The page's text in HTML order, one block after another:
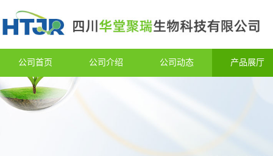
公司首页 公司介绍 公司动态 产品展厅